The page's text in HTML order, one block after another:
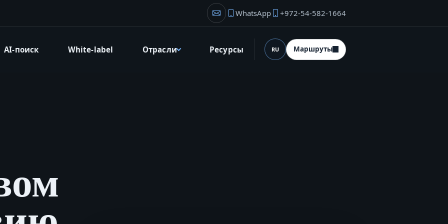
Электронная почта основателя
WhatsApp +972-54-582-1664
AI-поиск White-label Отрасли Ресурсы Язык (desktop)
RU Маршруты